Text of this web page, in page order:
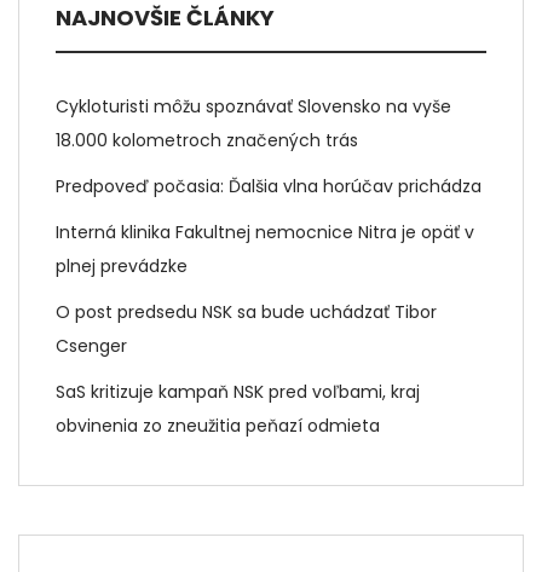
NAJNOVŠIE ČLÁNKY
Cykloturisti môžu spoznávať Slovensko na vyše
18.000 kolometroch značených trás
Predpoveď počasia: Ďalšia vlna horúčav prichádza
Interná klinika Fakultnej nemocnice Nitra je opäť v
plnej prevádzke
O post predsedu NSK sa bude uchádzať Tibor
Csenger
SaS kritizuje kampaň NSK pred voľbami, kraj
obvinenia zo zneužitia peňazí odmieta